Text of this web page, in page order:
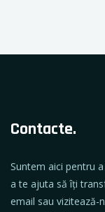
Contacte.
Suntem aici pentru
a te ajuta să îți
email sau vizitează-